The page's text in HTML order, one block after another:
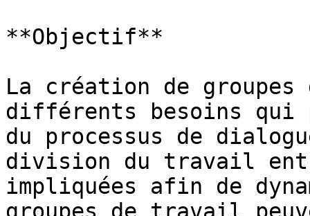
**Objectif**
La création de
différents besoins qui
du processus de
division du travail
impliquées afin de